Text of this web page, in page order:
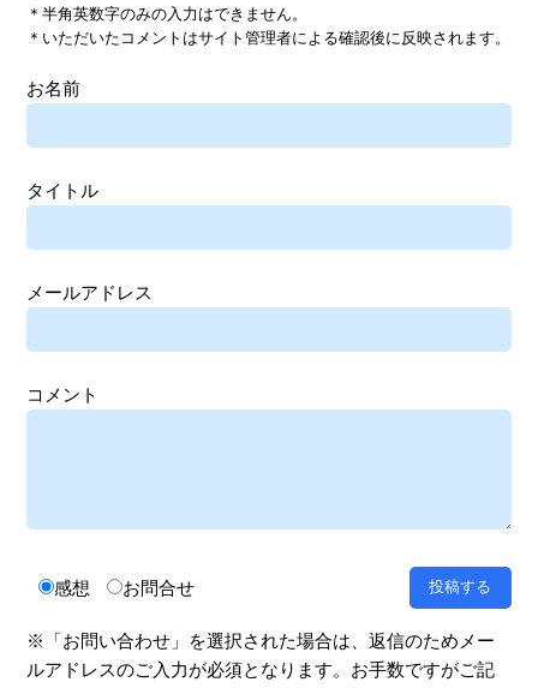
＊半角英数字のみの入力はできません。
＊いただいたコメントはサイト管理者による確認後に反映されます。
お名前
タイトル
メールアドレス
コメント
感想 お問合せ
※「お問い合わせ」を選択された場合は、返信のためメー
ルアドレスのご入力が必須となります。お手数ですがご記